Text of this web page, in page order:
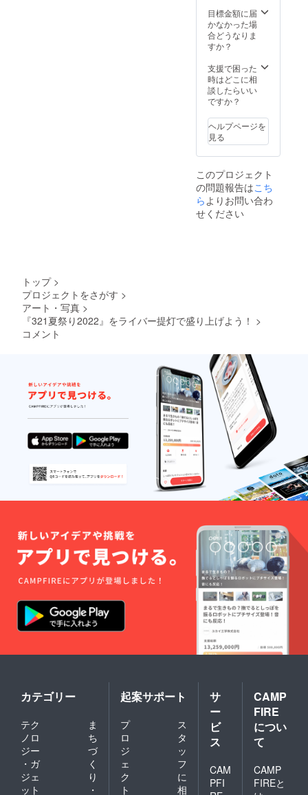
しているライ
バーのみです。
321へ所属し
ていれば、321
演しないライ
バーでも構いま
せん。 (ライ
バーに関しては
ださい。) ・ライ
バー名、ご自身
のお名前 どちら
も提灯に絵文字
の記載は不可能
です。 ・ライ
バー名は、文字
数等の関係で、
ご記入いただい
をいただきたく
め、こちらのリ
ターンへのご支
援はお一人様最
大3口までとさせ
ていただきま
す。ご了承くだ
さいませ。 ・ご
出資いただきま
した支援金は、
提灯製作費、設
置費、送料、
CAMPFIRE手数
料に充てさせて
いただきます。
ーーーーーーー
ー ■提灯サイズ
9号丸型
（φ24cm×h33c
他 ・載せられる
ライバー名は、
現在321へ所属
しているライ
321へ所属し
ていれば、321
夏祭り2022へ出
演しないライ
バーでも構いま
せん。 (ライ
バーに関しては
本文をご確認く
ださい。) ・ライ
バー名、ご自身
正し記載する可
ご了承くださ
い。 ・このプロ
ジェクトは、よ
り多くの方々に
ご支援、ご活用
をいただきたく
立ち上げており
ます。 そのた
め、こちらのリ
ターンへのご支
援はお一人様最
大3口までとさせ
ていただきま
す。ご了承くだ
した支援金は、
提灯製作費、提
灯飾り棚製作
費、設置費、送
料、CAMPFIRE
手数料に充てさ
せていただきま
す。
目標金額に届
かなかった場
合どうなりま
すか？
支援で困った
時はどこに相
談したらいい
ですか？
ヘルプページを
見る
このプロジェクト
の問題報告はこち
ら よりお問い合わ
せください
トップ >
プロジェクトをさがす >
アート・写真 >
『321夏祭り2022』をライバー提灯で盛り上げよう！ >
コメント
カテゴリー
テク
ノロ
ジー
・ガ
ジェ
ット
ま
ち
づ
く
り
・
起案サポート
プ
ロ
ジ
ェ
ク
ト
ス
タ
ッ
フ
に
相
サ
ー
ビ
ス
CAM
PFI
CAMP
FIRE
につい
て
CAMP
FIREと